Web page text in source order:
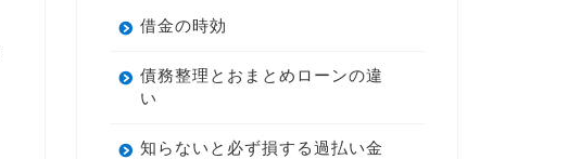
借金の時効
債務整理とおまとめローンの違
い
知らないと必ず損する過払い金